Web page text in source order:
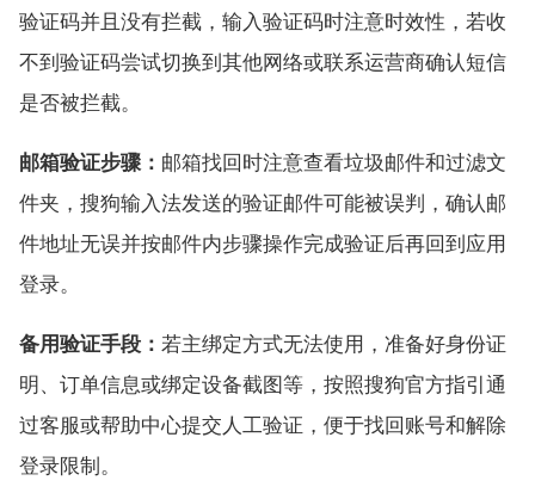
验证码并且没有拦截，输入验证码时注意时效性，若收
不到验证码尝试切换到其他网络或联系运营商确认短信
是否被拦截。
邮箱验证步骤： 邮箱找回时注意查看垃圾邮件和过滤文
件夹，搜狗输入法发送的验证邮件可能被误判，确认邮
件地址无误并按邮件内步骤操作完成验证后再回到应用
登录。
备用验证手段： 若主绑定方式无法使用，准备好身份证
明、订单信息或绑定设备截图等，按照搜狗官方指引通
过客服或帮助中心提交人工验证，便于找回账号和解除
登录限制。